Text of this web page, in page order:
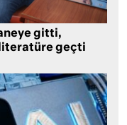
gitti,
literatüre geçti